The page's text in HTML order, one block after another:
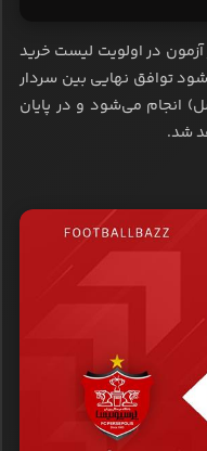
در اولویت لیست خرید
توافق نهایی بین سردار
انجام می‌شود و در پایان
شد.